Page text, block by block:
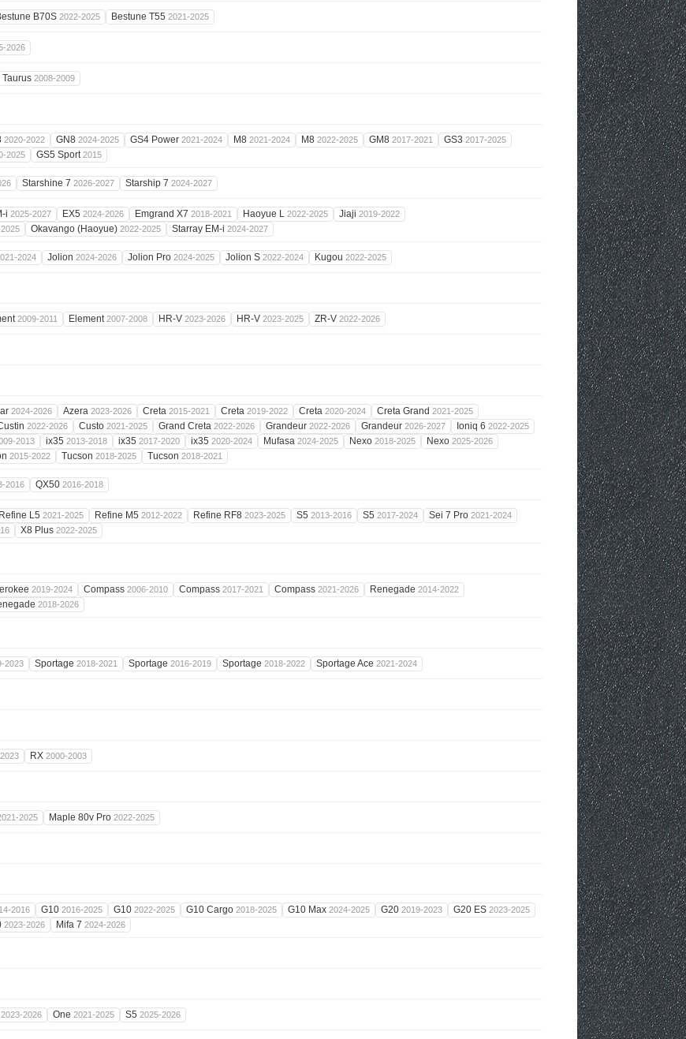
B70S 2022-2025 Bestune T55 2021-2025
2026
Taurus 2008-2009
2020-2022 GN8 2024-2025 GS4 Power 2021-2024 M8 2021-2024 M8 2022-2025 GM8 2017-2021 GS3 2017-2025
2025 GS5 Sport2015
Starshine 7 2026-2027 Starship 7 2024-2027
i 2025-2027 EX5 2024-2026 Emgrand X7 2018-2021 Haoyue L 2022-2025 Jiaji 2019-2022
Okavango (Haoyue) 2022-2025 Starray EM-i 2024-2027
2024 Jolion 2024-2026 Jolion Pro 2024-2025 Jolion S 2022-2024 Kugou 2022-2025
2009-2011 Element2007-2008 HR-V 2023-2026 HR-V 2023-2025 ZR-V 2022-2026
2024-2026 Azera 2023-2026 Creta 2015-2021 Creta 2019-2022 Creta 2020-2024 Creta Grand 2021-2025
2022-2026 Custo 2021-2025 Grand Creta 2022-2026 Grandeur 2022-2026 Grandeur 2026-2027 Ioniq 6 2022-2025
2013 ix35 2013-2018 ix35 2017-2020 ix35 2020-2024 Mufasa 2024-2025 Nexo 2018-2025 Nexo 2025-2026
2015-2022 Tucson 2018-2025 Tucson 2018-2021
2016 QX50 2016-2018
Refine L5 2021-2025 Refine M5 2012-2022 Refine RF8 2023-2025 S5 2013-2016 S5 2017-2024 Sei 7 Pro 2021-2024
X8 Plus 2022-2025
2019-2024 Compass 2006-2010 Compass 2017-2021 Compass 2021-2026 Renegade 2014-2022
2018-2026
2023 Sportage 2018-2021 Sportage 2016-2019 Sportage 2018-2022 Sportage Ace 2021-2024
RX 2000-2003
2025 Maple 80v Pro 2022-2025
2016 G10 2016-2025 G10 2022-2025 G10 Cargo 2018-2025 G10 Max 2024-2025 G20 2019-2023 G20 ES 2023-2025
2023-2026 Mifa 7 2024-2026
2023-2026 One 2021-2025 S5 2025-2026